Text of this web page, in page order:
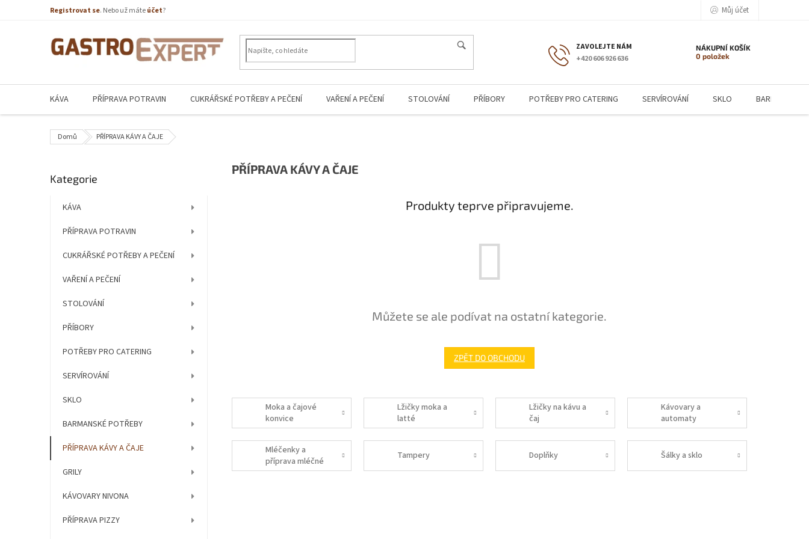
Registrovat se. Nebo už máteúčet? Můj účet
+420 606 926 636
NÁKUPNÍ KOŠÍK
0 položek
KÁVA PŘÍPRAVA POTRAVIN CUKRÁŘSKÉ POTŘEBY A PEČENÍ VAŘENÍ A PEČENÍ STOLOVÁNÍ PŘÍBORY POTŘEBY PRO CATERING SERVÍROVÁNÍ SKLO BARMANSKÉ
Domů PŘÍPRAVA KÁVY A ČAJE
o
Přeskočit
Kategorie
KÁVA
PŘÍPRAVA POTRAVIN
CUKRÁŘSKÉ POTŘEBY A PEČENÍ
VAŘENÍ A PEČENÍ
STOLOVÁNÍ
PŘÍBORY
POTŘEBY PRO CATERING
SERVÍROVÁNÍ
SKLO
BARMANSKÉ POTŘEBY
PŘÍPRAVA KÁVY A ČAJE
GRILY
KÁVOVARY NIVONA
PŘÍPRAVA PIZZY
PŘÍPRAVA KÁVY A ČAJE
Produkty teprve připravujeme.
Můžete se ale podívat na ostatní kategorie.
ZPĚT DO OBCHODU
Moka a čajové
konvice
Lžičky moka a
latté
Lžičky na kávu a
čaj
Kávovary a
automaty
Mléčenky a
příprava mléčné
pěny
Tampery Doplňky Šálky a sklo